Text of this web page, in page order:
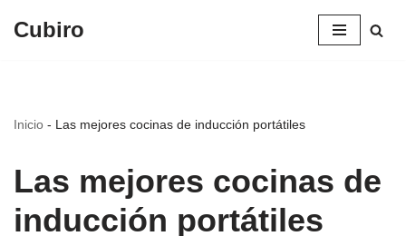
Cubiro
Inicio - Las mejores cocinas de inducción portátiles
Las mejores cocinas de
inducción portátiles